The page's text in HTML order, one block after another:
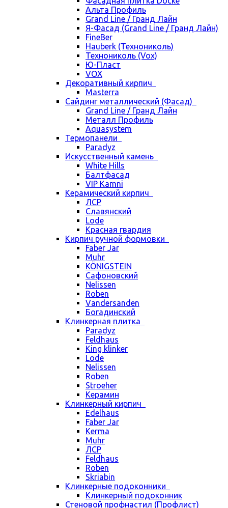
Альта Профиль
Grand Line / Гранд Лайн
Я-Фасад (Grand Line / Гранд Лайн)
FineBer
Hauberk (Технониколь)
Технониколь (Vox)
Ю-Пласт
VOX
Декоративный кирпич
Masterra
Сайдинг металлический (Фасад)
Grand Line / Гранд Лайн
Металл Профиль
Aquasystem
Термопанели
Paradyz
Искусственный камень
White Hills
Балтфасад
VIP Kamni
Керамический кирпич
ЛСР
Славянский
Lode
Красная гвардия
Кирпич ручной формовки
Faber Jar
Muhr
KÖNIGSTEIN
Сафоновский
Nelissen
Roben
Vandersanden
Богадинский
Клинкерная плитка
Paradyz
Feldhaus
King klinker
Lode
Nelissen
Roben
Stroeher
Керамин
Клинкерный кирпич
Edelhaus
Faber Jar
Kerma
Muhr
ЛСР
Feldhaus
Roben
Skriabin
Клинкерные подоконники
Клинкерный подоконник
Стеновой профнастил (Профлист)